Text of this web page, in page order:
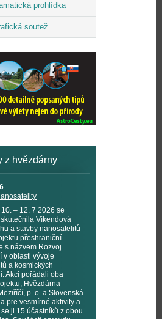
prohlídka
soutež
z hvězdárny
– 12. 7 2026 se
Víkendová
a stavby nanosatelitů
přeshraniční
s názvem Rozvoj
v oblasti vývoje
a kosmických
Akci pořádali oba
Hvězdárna
p. o. a Slovenská
pre vesmírné aktivity a
ji 15 účastníků z obou